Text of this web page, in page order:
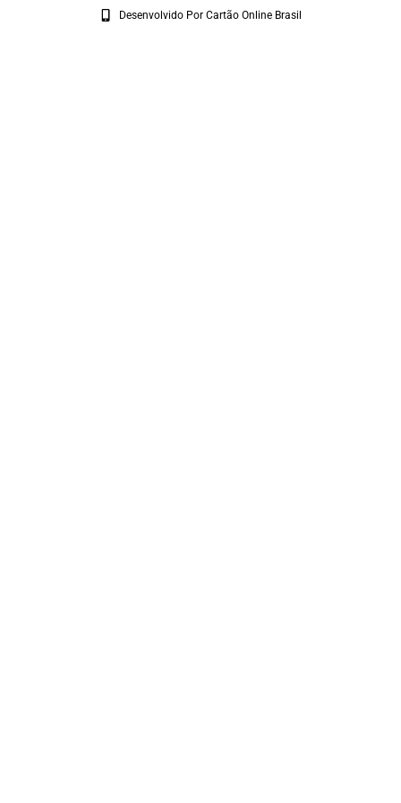
Desenvolvido Por Cartão Online Brasil